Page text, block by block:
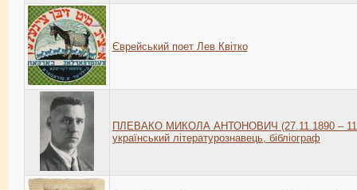
Єврейський поет Лев Квітко
ПЛЕВАКО МИКОЛА АНТОНОВИЧ (27.11.1890 –
український літературознавець, бібліограф